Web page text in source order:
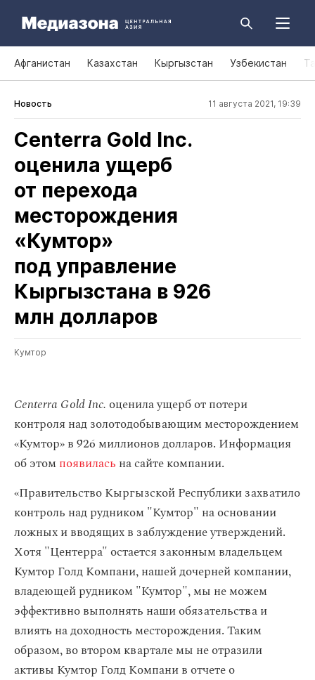
Афганистан Казахстан Кыргызстан Узбекистан
Новость 11 августа 2021, 19:39
Centerra Gold Inc.
оценила ущерб
от перехода
месторождения
«Кумтор»
под управление
Кыргызстана в 926
млн долларов
Кумтор
Centerra Gold Inc. оценила ущерб от потери
контроля над золотодобывающим месторождением
«Кумтор» в 926 миллионов долларов. Информация
об этом появилась на сайте компании.
«Правительство Кыргызской Республики захватило
контроль над рудником "Кумтор" на основании
ложных и вводящих в заблуждение утверждений.
Хотя "Центерра" остается законным владельцем
Кумтор Голд Компани, нашей дочерней компании,
владеющей рудником "Кумтор", мы не можем
эффективно выполнять наши обязательства и
влиять на доходность месторождения. Таким
образом, во втором квартале мы не отразили
активы Кумтор Голд Компани в отчете о